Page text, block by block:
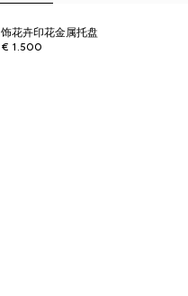
饰花卉印花金属托盘
€ 1.500